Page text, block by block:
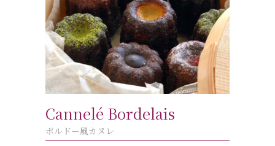
Cannelé Bordelais
ボルドー風カヌレ